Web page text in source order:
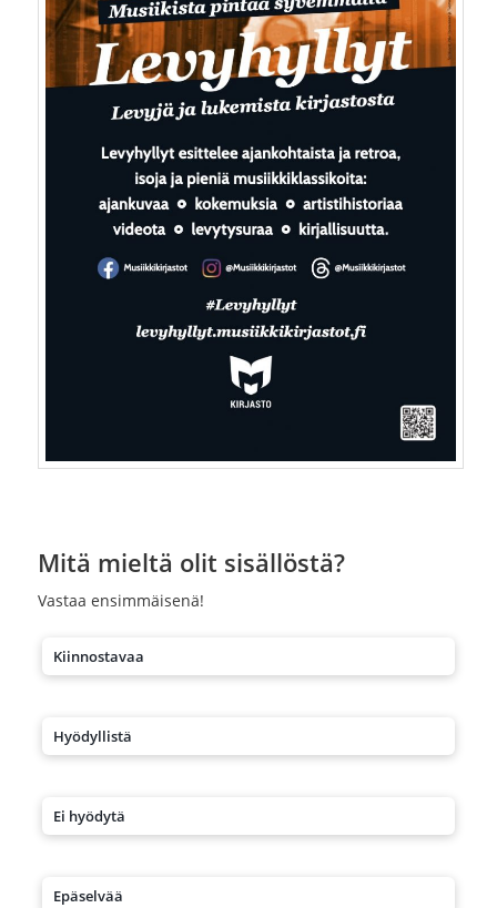
Mitä mieltä olit sisällöstä?
Vastaa ensimmäisenä!
Kiinnostavaa
Hyödyllistä
Ei hyödytä
Epäselvää